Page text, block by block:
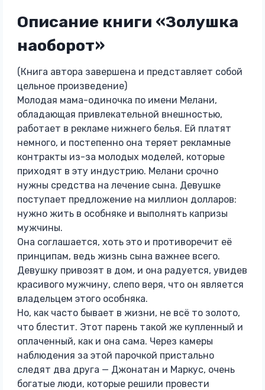
Описание книги «Золушка
наоборот»
(Книга автора завершена и представляет собой
цельное произведение)
Молодая мама-одиночка по имени Мелани,
обладающая привлекательной внешностью,
работает в рекламе нижнего белья. Ей платят
немного, и постепенно она теряет рекламные
контракты из-за молодых моделей, которые
приходят в эту индустрию. Мелани срочно
нужны средства на лечение сына. Девушке
поступает предложение на миллион долларов:
нужно жить в особняке и выполнять капризы
мужчины.
Она соглашается, хоть это и противоречит её
принципам, ведь жизнь сына важнее всего.
Девушку привозят в дом, и она радуется, увидев
красивого мужчину, слепо веря, что он является
владельцем этого особняка.
Но, как часто бывает в жизни, не всё то золото,
что блестит. Этот парень такой же купленный и
оплаченный, как и она сама. Через камеры
наблюдения за этой парочкой пристально
следят два друга — Джонатан и Маркус, очень
богатые люди, которые решили провести